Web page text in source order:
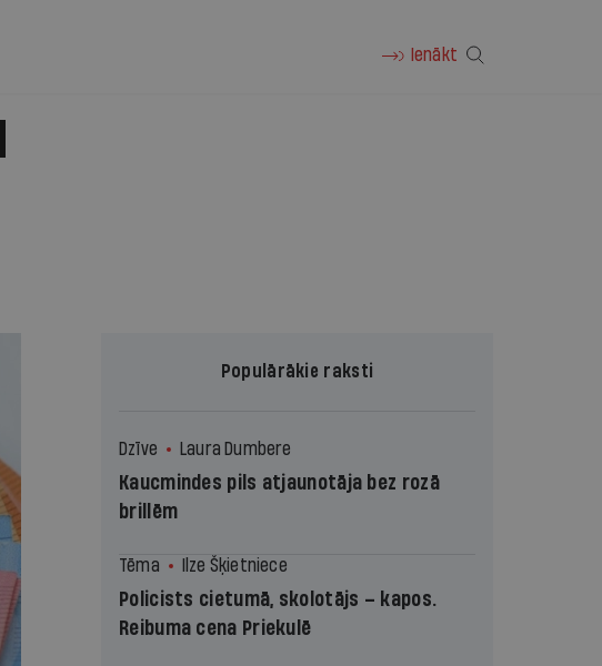
Ienākt
Populārākie raksti
Dzīve Laura Dumbere
Kaucmindes pils atjaunotāja bez rozā
brillēm
Tēma Ilze Šķietniece
Policists cietumā, skolotājs – kapos.
Reibuma cena Priekulē